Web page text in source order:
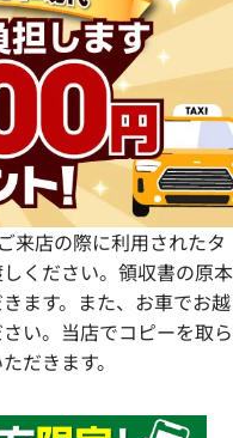
来店の際に利用されたタ
ください。領収書の原本
ます。また、お車でお越
い。当店でコピーを取ら
だきます。